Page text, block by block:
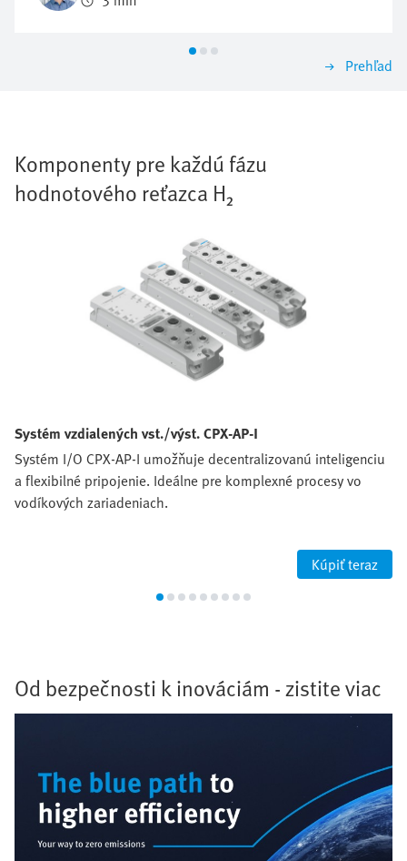
Prehľad
Komponenty pre každú fázu
hodnotového reťazca H₂
Systém vzdialených vst./výst. CPX-AP-I
Systém I/O CPX-AP-I umožňuje decentralizovanú inteligenciu
a flexibilné pripojenie. Ideálne pre komplexné procesy vo
vodíkových zariadeniach.
Kúpiť teraz
Od bezpečnosti k inováciám - zistite viac